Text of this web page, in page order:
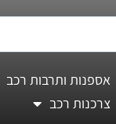
אספנות ותרבות רכב
צרכנות רכב